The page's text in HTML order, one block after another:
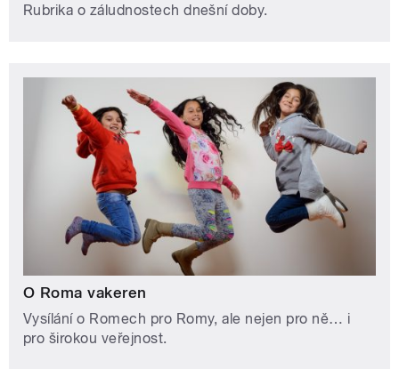
Rubrika o záludnostech dnešní doby.
O Roma vakeren
Vysílání o Romech pro Romy, ale nejen pro ně… i
pro širokou veřejnost.